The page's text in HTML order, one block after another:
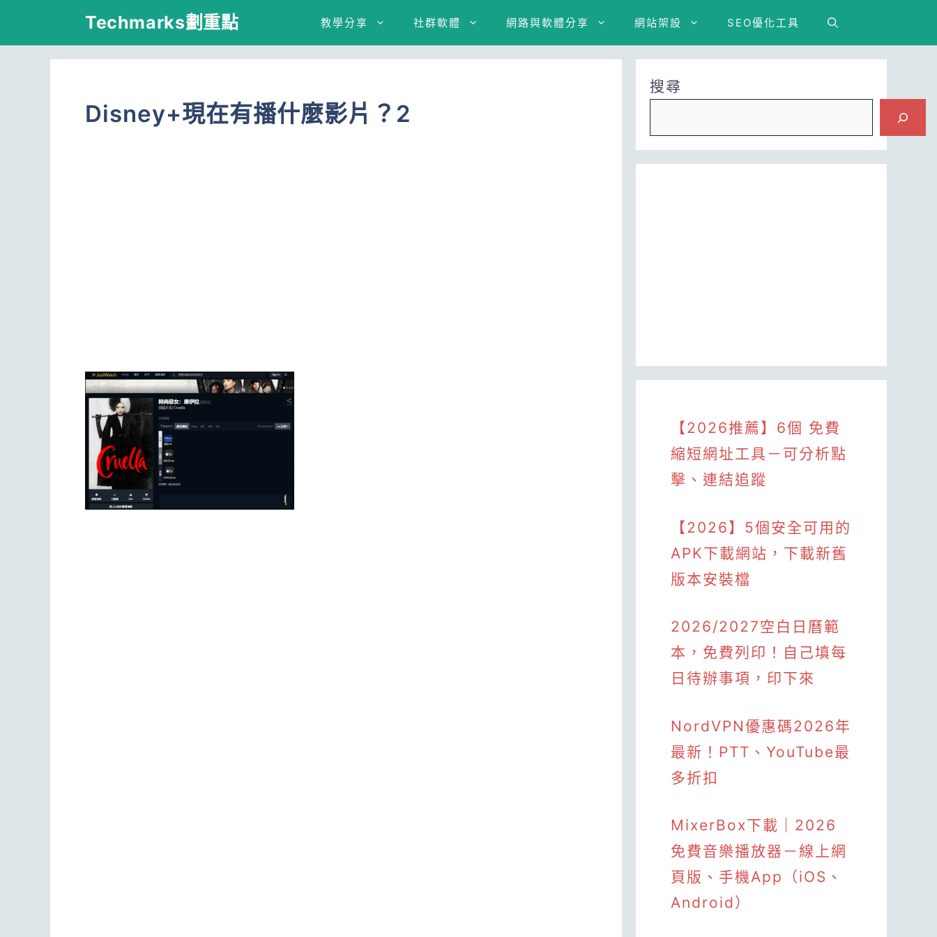
Techmarks劃重點 教學分享 社群軟體 網路與軟體分享 網站架設 SEO優化工具
Disney+現在有播什麼影片？2
搜尋
【2026推薦】6個 免費
縮短網址工具－可分析點
擊、連結追蹤
【2026】5個安全可用的
APK下載網站，下載新舊
版本安裝檔
2026/2027空白日曆範
本，免費列印！自己填每
日待辦事項，印下來
NordVPN優惠碼2026年
最新！PTT、YouTube最
多折扣
MixerBox下載｜2026
免費音樂播放器－線上網
頁版、手機App（iOS、
Android）